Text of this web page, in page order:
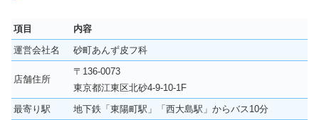
項目
内容
運営会社名
砂町あんず皮フ科
店舗住所
〒136-0073
東京都江東区北砂4-9-10-1F
最寄り駅
地下鉄「東陽町駅」「西大島駅」からバス10分